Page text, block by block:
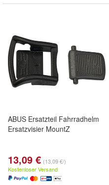
ABUS Ersatzteil Fahrradhelm
Ersatzvisier MountZ
13,09 € (13,09 €/)
Kostenloser Versand